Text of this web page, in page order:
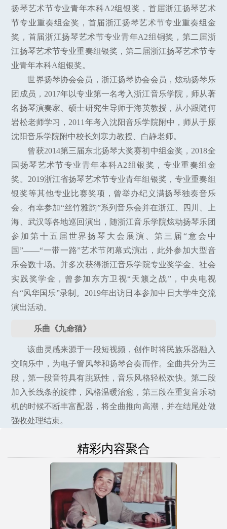
扬琴艺术节专业青年本科A2组银奖，首届浙江扬琴艺术
节专业重奏组金奖，首届浙江扬琴艺术节专业重奏组金
奖，首届浙江扬琴艺术节专业青年A2组铜奖，第二届浙
江扬琴艺术节专业重奏组银奖，第二届浙江扬琴艺术节专
业青年本科A组银奖。
世界扬琴协会会员，浙江扬琴协会会员，炫动扬琴乐
团成员，2017年以专业第一名考入浙江音乐学院，师从著
名扬琴演奏家、硕士研究生导师于海英教授，从小跟随何
岩松老师学习，2011年考入沈阳音乐学院附中，师从于原
沈阳音乐学院附中校长刘寒力教授、白静老师。
曾获2014第三届东北扬琴大奖赛初中组金奖，2018全
国扬琴艺术节专业青年本科A2组银奖，专业重奏组金
奖。2019浙江省扬琴艺术节专业青年组银奖，专业重奏组
银奖等其他专业比赛奖项，曾举办纪义满扬琴独奏音乐
会。有幸参加“丝竹雅韵”系列音乐会并在浙江、四川、上
海、武汉等各地巡回演出，随浙江音乐学院炫动扬琴乐团
参加第十五届世界扬琴大会展演、第三届“意会中
国”——“一带一路”艺术节闭幕式演出，此外参加大型音
乐会数十场。并多次获得浙江音乐学院专业奖学金、社会
实践奖学金，曾参加东方卫视“天籁之战”，中央电视
台“风华国乐”录制。2019年出访日本参加中日大学生交流
演出活动。
乐曲《九命猫》
该曲灵感来源于一段短视频，创作时将民族乐器融入
交响乐中，为电子管风琴和扬琴合奏而作。全曲共分为三
段，第一段音符具有跳跃性，音乐风格轻松欢快。第二段
加入长线条的旋律，风格温暖治愈，第三段在重复音乐动
机的时候不断丰富配器，将全曲推向高潮，并在结尾处做
强收处理结束。
精彩内容聚合